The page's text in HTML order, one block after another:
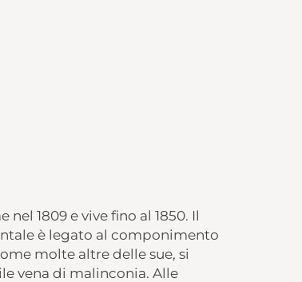
1809 e vive fino al 1850. Il
è legato al componimento
molte altre delle sue, si
vena di malinconia. Alle